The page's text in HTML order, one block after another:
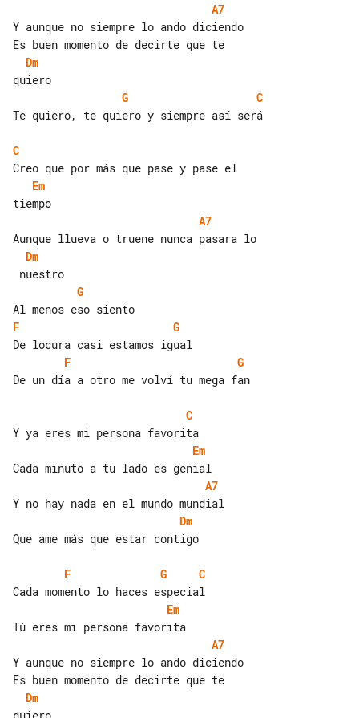
A7
Dm
G
C
Te quiero, te quiero y siempre así será
C
Em
A7
Dm
G
F
G
F
G
De un día a otro me volví tu mega fan
C
Em
A7
Dm
Que ame más que estar contigo
F G
C
Em
A7
Y aunque no siempre lo ando diciendo
Dm